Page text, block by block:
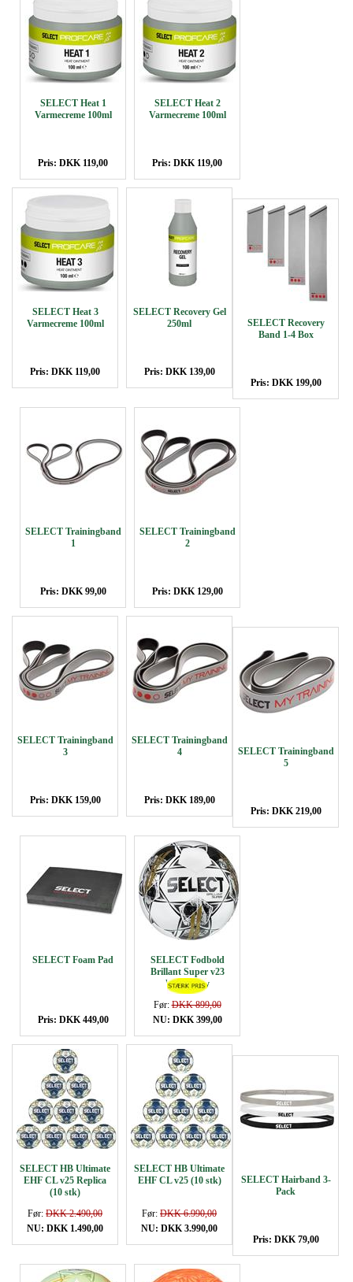
SELECT Heat 1
Varmecreme 100ml
Pris: DKK 119,00
SELECT Heat 2
Varmecreme 100ml
Pris: DKK 119,00
SELECT Heat 3
Varmecreme 100ml
Pris: DKK 119,00
SELECT Recovery Gel
250ml
Pris: DKK 139,00
SELECT Recovery
Band 1-4 Box
Pris: DKK 199,00
SELECT Trainingband
1
Pris: DKK 99,00
SELECT Trainingband
2
Pris: DKK 129,00
SELECT Trainingband
3
Pris: DKK 159,00
SELECT Trainingband
4
Pris: DKK 189,00
SELECT Trainingband
5
Pris: DKK 219,00
SELECT Foam Pad
Pris: DKK 449,00
SELECT Fodbold
Brillant Super v23
White/grey
Før:DKK 899,00
NU: DKK 399,00
SELECT HB Ultimate
EHF CL v25 Replica
(10 stk)
Før: DKK 2.490,00
NU: DKK 1.490,00
SELECT HB Ultimate
EHF CL v25 (10 stk)
Før: DKK 6.990,00
NU: DKK 3.990,00
SELECT Hairband 3-
Pack
Pris: DKK 79,00